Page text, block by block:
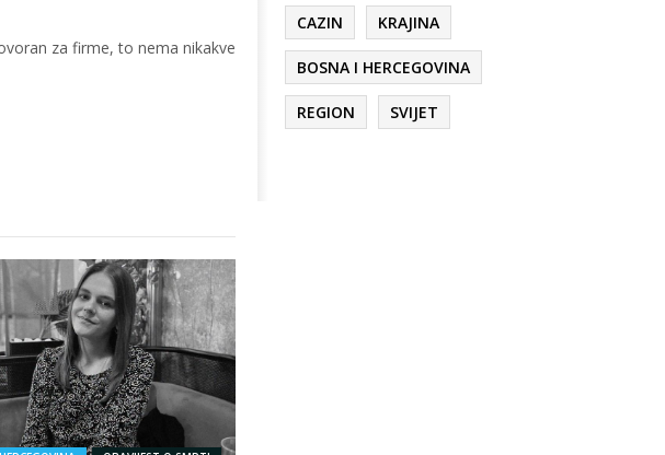
za firme, to nema nikakve
CAZIN KRAJINA
BOSNA I HERCEGOVINA
REGION SVIJET